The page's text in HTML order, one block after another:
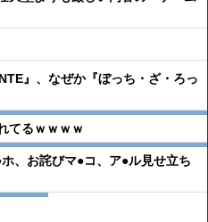
』、なぜか『ぼっち・ざ・ろっ
てるｗｗｗｗ
、お詫びマ●︎コ、ア●︎ル見せ立ち